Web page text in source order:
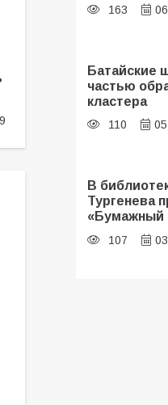
163
Батайские
частью
кластера
110
В
Тургенева
107